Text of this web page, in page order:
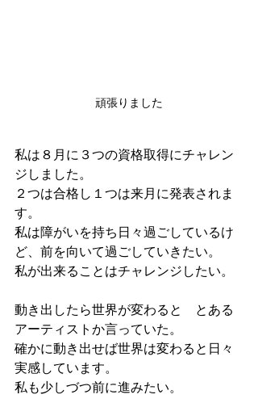
頑張りました
私は８月に３つの資格取得にチャレン
ジしました。
２つは合格し１つは来月に発表されま
す。
私は障がいを持ち日々過ごしているけ
ど、前を向いて過ごしていきたい。
私が出来ることはチャレンジしたい。
動き出したら世界が変わると　とある
アーティストか言っていた。
確かに動き出せば世界は変わると日々
実感しています。
私も少しづつ前に進みたい。